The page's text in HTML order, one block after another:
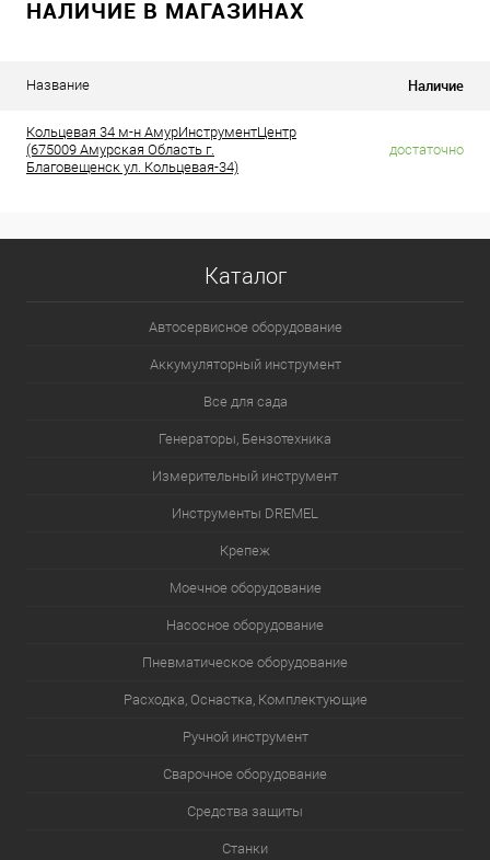
НАЛИЧИЕ В МАГАЗИНАХ
Название Наличие
Кольцевая 34 м-н АмурИнструментЦентр
(675009 Амурская Область г.
Благовещенск ул. Кольцевая-34)
достаточно
Каталог
Автосервисное оборудование
Аккумуляторный инструмент
Все для сада
Генераторы, Бензотехника
Измерительный инструмент
Инструменты DREMEL
Крепеж
Моечное оборудование
Насосное оборудование
Пневматическое оборудование
Расходка, Оснастка, Комплектующие
Ручной инструмент
Сварочное оборудование
Средства защиты
Станки